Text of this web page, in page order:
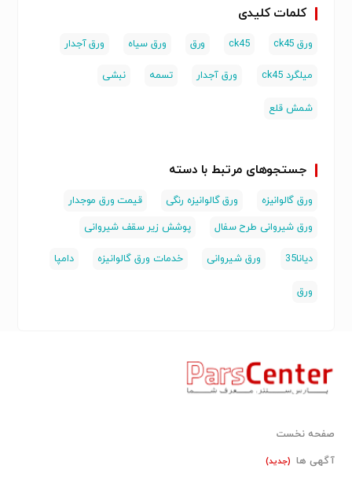
کلمات کلیدی
ورق ck45 ck45 ورق ورق سیاه ورق آجدار
میلگرد ck45 ورق آجدار تسمه نبشی
شمش قلع
جستجوهای مرتبط با دسته
ورق گالوانیزه ورق گالوانیزه رنگی
قیمت ورق موجدار
ورق شیروانی طرح سفال
پوشش زیر سقف شیروانی
دیانا‌35 ورق شیروانی خدمات ورق گالوانیزه دامپا
ورق
صفحه نخست
آگهی ها (جدید)